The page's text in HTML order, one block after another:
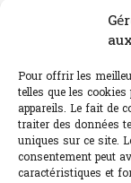
Pour offrir les
telles que les
appareils. Le fait de
traiter des données
uniques sur ce site.
consentement peut
caractéristiques et
Canicule : A quand
Sélection de rosés
L'abus